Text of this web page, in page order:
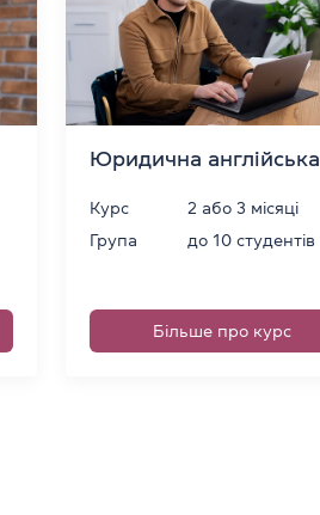
Юридична англійська
Курс
2 або 3 місяці
Група
до 10 студентів
Більше про курс